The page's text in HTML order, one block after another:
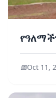
📅Oct 11,